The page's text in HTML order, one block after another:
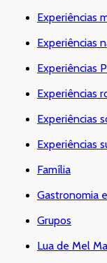
Experiências
Experiências
Experiências
Experiências
Experiências
Experiências
Família
Gastronomia
Grupos
Lua de Mel